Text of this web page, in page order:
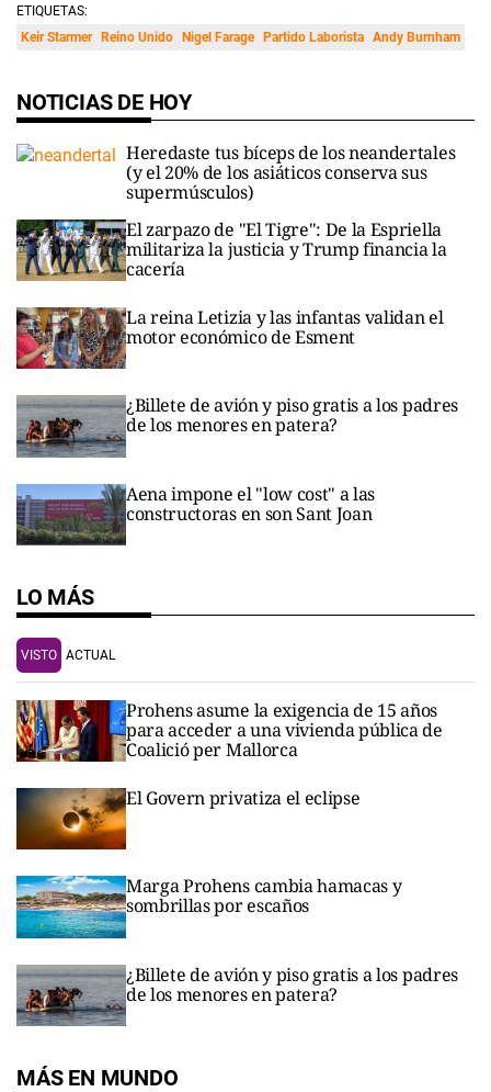
ETIQUETAS:
Keir Starmer
Reino Unido Nigel Farage Partido Laborista Andy Burnham
NOTICIAS DE HOY
Heredaste tus bíceps de los neandertales
(y el 20% de los asiáticos conserva sus
supermúsculos)
El zarpazo de "El Tigre": De la Espriella
militariza la justicia y Trump financia la
cacería
La reina Letizia y las infantas validan el
motor económico de Esment
¿Billete de avión y piso gratis a los padres
de los menores en patera?
Aena impone el "low cost" a las
constructoras en son Sant Joan
LO MÁS
VISTO ACTUAL
Prohens asume la exigencia de 15 años
para acceder a una vivienda pública de
Coalició per Mallorca
El Govern privatiza el eclipse
Marga Prohens cambia hamacas y
sombrillas por escaños
¿Billete de avión y piso gratis a los padres
de los menores en patera?
MÁS EN MUNDO